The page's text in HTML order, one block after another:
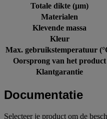
Totale dikte (µm)
Materialen
Klevende massa
Kleur
Max. gebruikstemperatuur
Oorsprong van het product
Klantgarantie
Documentatie
Selecteer je product om de